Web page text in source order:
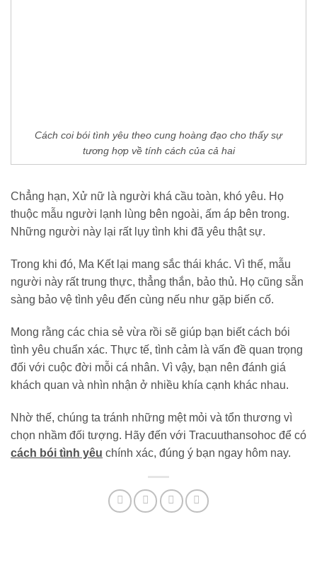
Cách coi bói tình yêu theo cung hoàng đạo cho thấy sự
tương hợp về tính cách của cả hai
Chẳng hạn, Xử nữ là người khá cầu toàn, khó yêu. Họ
thuộc mẫu người lạnh lùng bên ngoài, ấm áp bên trong.
Những người này lại rất lụy tình khi đã yêu thật sự.
Trong khi đó, Ma Kết lại mang sắc thái khác. Vì thế, mẫu
người này rất trung thực, thẳng thắn, bảo thủ. Họ cũng sẵn
sàng bảo vệ tình yêu đến cùng nếu như gặp biến cố.
Mong rằng các chia sẻ vừa rồi sẽ giúp bạn biết cách bói
tình yêu chuẩn xác. Thực tế, tình cảm là vấn đề quan trọng
đối với cuộc đời mỗi cá nhân. Vì vậy, bạn nên đánh giá
khách quan và nhìn nhận ở nhiều khía cạnh khác nhau.
Nhờ thế, chúng ta tránh những mệt mỏi và tổn thương vì
chọn nhầm đối tượng. Hãy đến với Tracuuthansohoc để có
cách bói tình yêu chính xác, đúng ý bạn ngay hôm nay.